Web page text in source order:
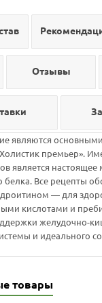
Отзывы
являются
премьер».
является настоящее
белка. Все рецепты
— для
кислотами и
желудочно-
и идеального
товары